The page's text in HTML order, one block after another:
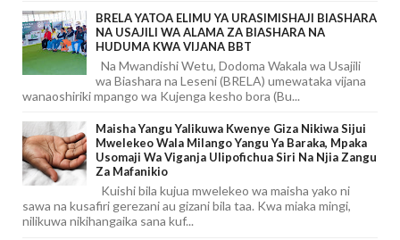
BRELA YATOA ELIMU YA URASIMISHAJI BIASHARA
NA USAJILI WA ALAMA ZA BIASHARA NA
HUDUMA KWA VIJANA BBT
Na Mwandishi Wetu, Dodoma Wakala wa Usajili
wa Biashara na Leseni (BRELA) umewataka vijana
wanaoshiriki mpango wa Kujenga kesho bora (Bu...
Maisha Yangu Yalikuwa Kwenye Giza Nikiwa Sijui
Mwelekeo Wala Milango Yangu Ya Baraka, Mpaka
Usomaji Wa Viganja Ulipofichua Siri Na Njia Zangu
Za Mafanikio
Kuishi bila kujua mwelekeo wa maisha yako ni
sawa na kusafiri gerezani au gizani bila taa. Kwa miaka mingi,
nilikuwa nikihangaika sana kuf...